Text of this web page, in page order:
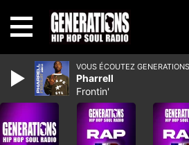
VOUS ÉCOUTEZ GENERATIONS
Pharrell
Frontin'